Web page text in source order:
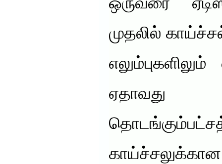
ஒருவரை
முதலில்
ஏதாவது